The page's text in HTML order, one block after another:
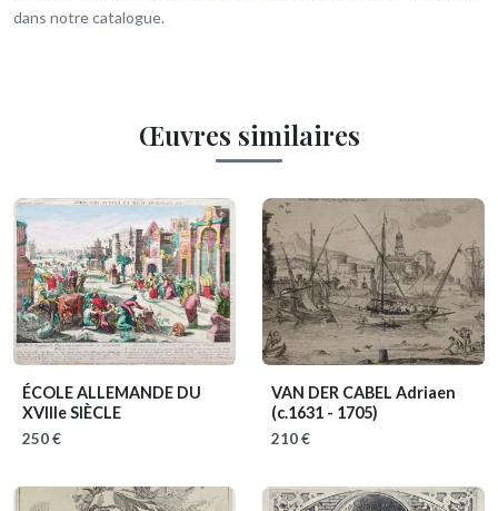
dans notre catalogue.
Œuvres similaires
ÉCOLE ALLEMANDE DU
XVIIIe SIÈCLE
250 €
VAN DER CABEL Adriaen
(c.1631 - 1705)
210 €